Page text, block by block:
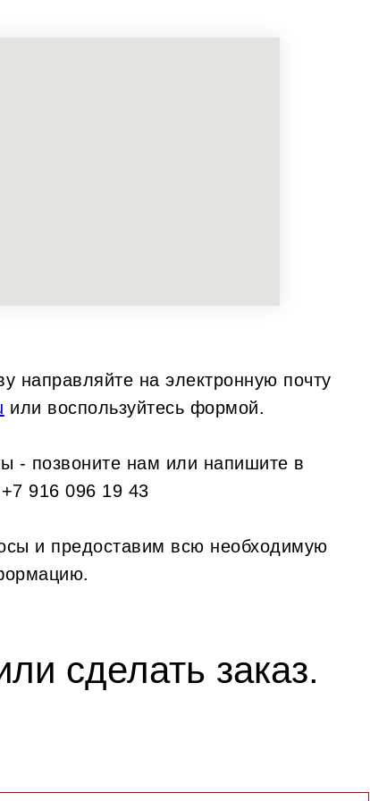
направляйте на электронную почту
или воспользуйтесь формой.
- позвоните нам или напишите в
916 096 19 43
и предоставим всю необходимую
сделать заказ.